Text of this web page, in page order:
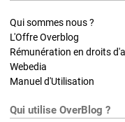
Qui sommes nous ?
L'Offre Overblog
Rémunération en droits
Webedia
Manuel d'Utilisation
Qui utilise OverBlog ?